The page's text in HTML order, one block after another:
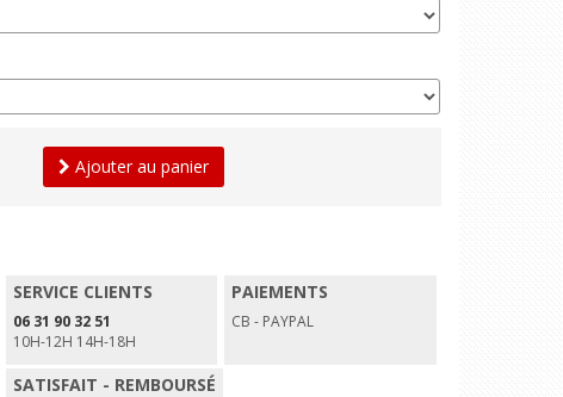
Ajouter au panier
SERVICE CLIENTS
06 31 90 32 51
10H-12H 14H-18H
PAIEMENTS
CB - PAYPAL
SATISFAIT - REMBOURSÉ